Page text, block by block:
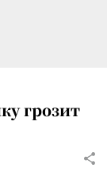
грозит